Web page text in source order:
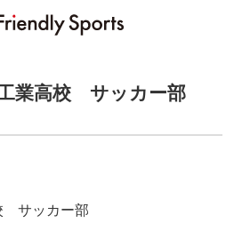
業高校 サッカー部
サッカー部